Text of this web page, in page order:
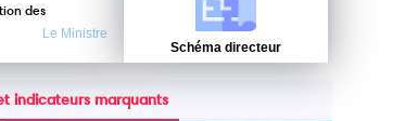
des
Le Ministre
Schéma directeur
indicateurs marquants